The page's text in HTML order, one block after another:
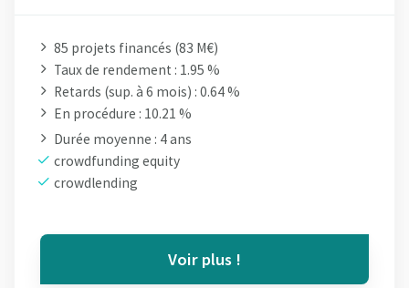
85 projets financés (83 M€)
Taux de rendement : 1.95 %
Retards (sup. à 6 mois) : 0.64 %
En procédure : 10.21 %
Durée moyenne : 4 ans
crowdfunding equity
crowdlending
Voir plus !